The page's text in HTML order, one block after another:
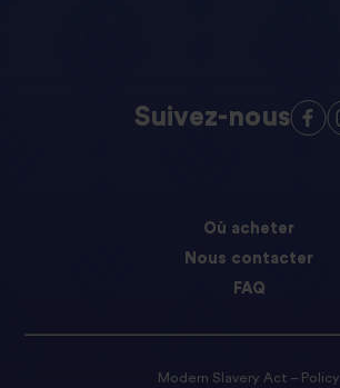
Suivez-nous
Où acheter
Nous contacter
FAQ
Modern Slavery Act – Policy